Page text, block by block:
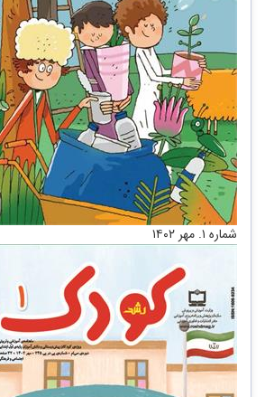
شماره ۱. مهر ۱۴۰۲